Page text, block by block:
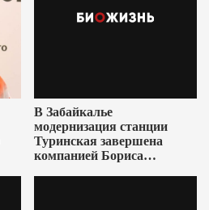
В Забайкалье
модернизация станции
Туринская завершена
компанией Бориса